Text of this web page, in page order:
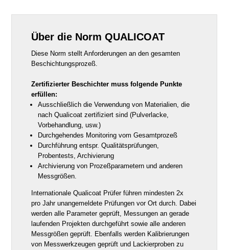
Über die Norm QUALICOAT
Diese Norm stellt Anforderungen an den gesamten
Beschichtungsprozeß.
Zertifizierter Beschichter muss folgende Punkte
erfüllen:
Ausschließlich die Verwendung von Materialien, die
nach Qualicoat zertifiziert sind (Pulverlacke,
Vorbehandlung, usw.)
Durchgehendes Monitoring vom Gesamtprozeß
Durchführung entspr. Qualitätsprüfungen,
Probentests, Archivierung
Archivierung von Prozeßparametern und anderen
Messgrößen.
Internationale Qualicoat Prüfer führen mindesten 2x
pro Jahr unangemeldete Prüfungen vor Ort durch. Dabei
werden alle Parameter geprüft, Messungen an gerade
laufenden Projekten durchgeführt sowie alle anderen
Messgrößen geprüft. Ebenfalls werden Kalibrierungen
von Messwerkzeugen geprüft und Lackierproben zu